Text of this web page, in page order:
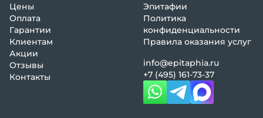
Цены
Оплата
Гарантии
Клиентам
Акции
Отзывы
Контакты
Эпитафии
Политика
конфиденциальности
Правила оказания услуг
info@epitaphia.ru
+7 (495) 161-73-37